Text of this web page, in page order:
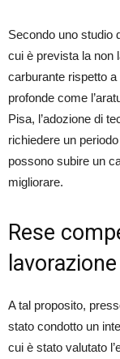
Secondo uno studio
cui è prevista la non
carburante rispetto
profonde come
Pisa, l’adozione di
richiedere un
possono subire un
migliorare.
Rese
lavorazione
A tal proposito,
stato condotto un
cui è stato valutato